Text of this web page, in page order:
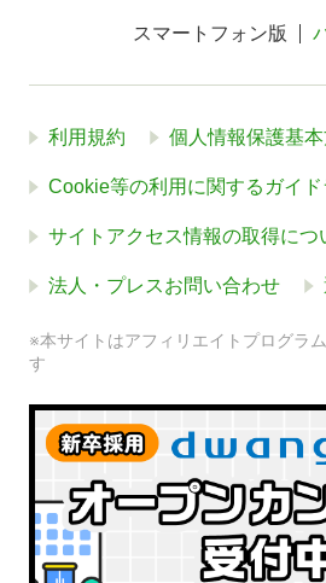
スマートフォン版
利用規約 個人情報保護基
Cookie等の利用に関するガイド
サイトアクセス情報の取得につ
法人・プレスお問い合わせ
※本サイトはアフィリエイトプログラ
す